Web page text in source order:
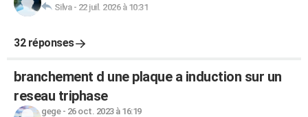
Silva- 22 juil. 2026 à 10:31
32 réponses
branchement d une plaque a induction sur un
reseau triphase
gege- 26 oct. 2023 à 16:19